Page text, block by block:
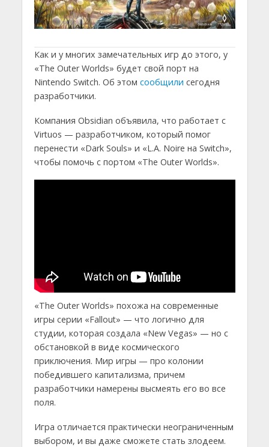
Как и у многих замечательных игр до этого, у
«The Outer Worlds» будет свой порт на
Nintendo Switch. Об этом сообщили сегодня
разработчики.
Компания Obsidian объявила, что работает с
Virtuos — разработчиком, который помог
перенести «Dark Souls» и «L.A. Noire на Switch»,
чтобы помочь с портом «The Outer Worlds».
«The Outer Worlds» похожа на современные
игры серии «Fallout» — что логично для
студии, которая создала «New Vegas» — но с
обстановкой в виде космического
приключения. Мир игры — про колонии
победившего капитализма, причем
разработчики намерены высмеять его во все
поля.
Игра отличается практически неограниченным
выбором, и вы даже сможете стать злодеем.